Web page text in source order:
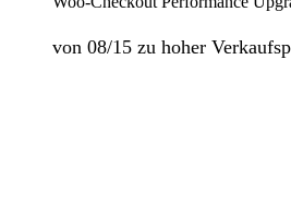
von 08/15 zu hoher